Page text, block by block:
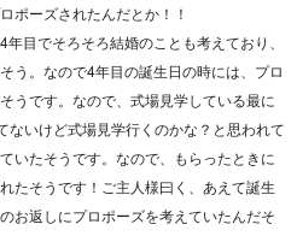
ポーズされたんだとか！！
目でそろそろ結婚のことも考えており、
う。なので4年目の誕生日の時には、プロ
うです。なので、式場見学している最に
ないけど式場見学行くのかな？と思われて
いたそうです。なので、もらったときに
たそうです！ご主人様曰く、あえて誕生
お返しにプロポーズを考えていたんだそ